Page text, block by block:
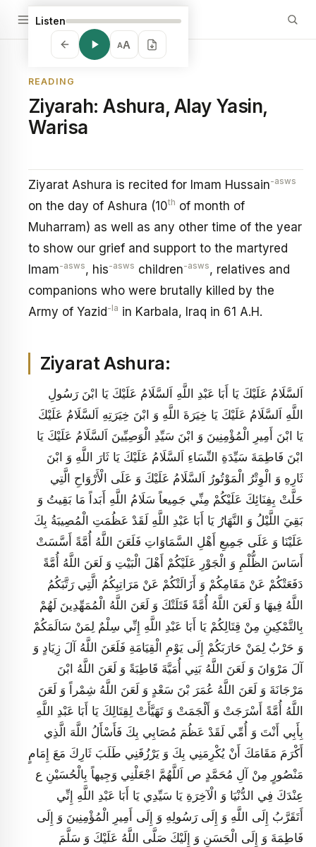
Listen
AA
READING
Ziyarah: Ashura, Alay Yasin,
Warisa
Ziyarat Ashura is recited for Imam Hussain-asws
on the day of Ashura (10th of month of
Muharram) as well as any other time of the year
to show our grief and support to the martyred
Imam-asws, his-asws children-asws, relatives and
companions who were brutally killed by the
Army of Yazid -la in Karbala, Iraq in 61 A.H.
Ziyarat Ashura:
اَلسَّلَامُ عَلَيْكَ يَا أَبَا عَبْدِ اللَّهِ اَلسَّلَامُ عَلَيْكَ يَا ابْنَ رَسُولِ
اللَّهِ اَلسَّلَامُ عَلَيْكَ يَا خِيَرَةَ اللَّهِ وَ ابْنَ خِيَرَتِهِ اَلسَّلَامُ عَلَيْكَ
يَا ابْنَ أَمِيرِ الْمُؤْمِنِينَ وَ ابْنَ سَيِّدِ الْوَصِيِّينَ اَلسَّلَامُ عَلَيْكَ يَا
ابْنَ فَاطِمَةَ سَيِّدَةِ النِّسَاءِ اَلسَّلَامُ عَلَيْكَ يَا ثَارَ اللَّهِ وَ ابْنَ
ثَارِهِ وَ الْوِتْرُ الْمَوْتُورُ اَلسَّلَامُ عَلَيْكَ وَ عَلَى الْأَرْوَاحِ الَّتِي
حَلَّتْ بِفِنَائِكَ عَلَيْكُمْ مِنِّي جَمِيعاً سَلَامُ اللَّهِ أَبَداً مَا بَقِيتُ وَ
بَقِيَ اللَّيْلُ وَ النَّهَارُ يَا أَبَا عَبْدِ اللَّهِ لَقَدْ عَظُمَتِ الْمُصِيبَةُ بِكَ
عَلَيْنَا وَ عَلَى جَمِيعِ أَهْلِ السَّمَاوَاتِ فَلَعَنَ اللَّهُ أُمَّةً أَسَّسَتْ
أَسَاسَ الظُّلْمِ وَ الْجَوْرِ عَلَيْكُمْ أَهْلَ الْبَيْتِ وَ لَعَنَ اللَّهُ أُمَّةً
دَفَعَتْكُمْ عَنْ مَقَامِكُمْ وَ أَزَالَتْكُمْ عَنْ مَرَاتِبِكُمُ الَّتِي رَتَّبَكُمُ
اللَّهُ فِيهَا وَ لَعَنَ اللَّهُ أُمَّةً قَتَلَتْكَ وَ لَعَنَ اللَّهُ الْمُمَهِّدِينَ لَهُمْ
بِالتَّمْكِينِ مِنْ قِتَالِكُمْ يَا أَبَا عَبْدِ اللَّهِ إِنِّي سِلْمٌ لِمَنْ سَالَمَكُمْ
وَ حَرْبٌ لِمَنْ حَارَبَكُمْ إِلَى يَوْمِ الْقِيَامَةِ فَلَعَنَ اللَّهُ آلَ زِيَادٍ وَ
آلَ مَرْوَانَ وَ لَعَنَ اللَّهُ بَنِي أُمَيَّةَ قَاطِبَةً وَ لَعَنَ اللَّهُ ابْنَ
مَرْجَانَةَ وَ لَعَنَ اللَّهُ عُمَرَ بْنَ سَعْدٍ وَ لَعَنَ اللَّهُ شِمْراً وَ لَعَنَ
اللَّهُ أُمَّةً أَسْرَجَتْ وَ أَلْجَمَتْ وَ تَهَيَّأَتْ لِقِتَالِكَ يَا أَبَا عَبْدِ اللَّهِ
بِأَبِي أَنْتَ وَ أُمِّي لَقَدْ عَظُمَ مُصَابِي بِكَ فَأَسْأَلُ اللَّهَ الَّذِي
أَكْرَمَ مَقَامَكَ أَنْ يُكْرِمَنِي بِكَ وَ يَرْزُقَنِي طَلَبَ ثَارِكَ مَعَ إِمَامٍ
مَنْصُورٍ مِنْ آلِ مُحَمَّدٍ ص اَللَّهُمَّ اجْعَلْنِي وَجِيهاً بِالْحُسَيْنِ ع
عِنْدَكَ فِي الدُّنْيَا وَ الْآخِرَةِ يَا سَيِّدِي يَا أَبَا عَبْدِ اللَّهِ إِنِّي
أَتَقَرَّبُ إِلَى اللَّهِ وَ إِلَى رَسُولِهِ وَ إِلَى أَمِيرِ الْمُؤْمِنِينَ وَ إِلَى
فَاطِمَةَ وَ إِلَى الْحَسَنِ وَ إِلَيْكَ صَلَّى اللَّهُ عَلَيْكَ وَ سَلَّمَ